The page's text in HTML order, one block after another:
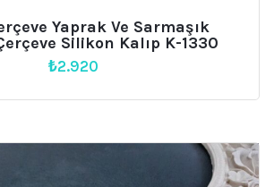
Yaprak Ve Sarmaşık
Silikon Kalıp K-1330
₺2.920